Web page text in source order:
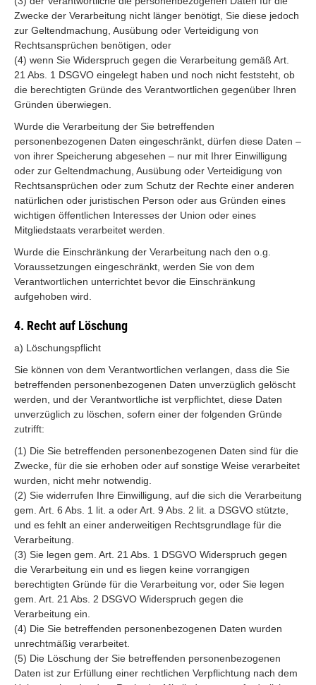
Zwecke der Verarbeitung nicht länger benötigt, Sie diese jedoch
zur Geltendmachung, Ausübung oder Verteidigung von
Rechtsansprüchen benötigen, oder
(4) wenn Sie Widerspruch gegen die Verarbeitung gemäß Art.
21 Abs. 1 DSGVO eingelegt haben und noch nicht feststeht, ob
die berechtigten Gründe des Verantwortlichen gegenüber Ihren
Gründen überwiegen.
Wurde die Verarbeitung der Sie betreffenden
personenbezogenen Daten eingeschränkt, dürfen diese Daten –
von ihrer Speicherung abgesehen – nur mit Ihrer Einwilligung
oder zur Geltendmachung, Ausübung oder Verteidigung von
Rechtsansprüchen oder zum Schutz der Rechte einer anderen
natürlichen oder juristischen Person oder aus Gründen eines
wichtigen öffentlichen Interesses der Union oder eines
Mitgliedstaats verarbeitet werden.
Wurde die Einschränkung der Verarbeitung nach den o.g.
Voraussetzungen eingeschränkt, werden Sie von dem
Verantwortlichen unterrichtet bevor die Einschränkung
aufgehoben wird.
4. Recht auf Löschung
a) Löschungspflicht
Sie können von dem Verantwortlichen verlangen, dass die Sie
betreffenden personenbezogenen Daten unverzüglich gelöscht
werden, und der Verantwortliche ist verpflichtet, diese Daten
unverzüglich zu löschen, sofern einer der folgenden Gründe
zutrifft:
(1) Die Sie betreffenden personenbezogenen Daten sind für die
Zwecke, für die sie erhoben oder auf sonstige Weise verarbeitet
wurden, nicht mehr notwendig.
(2) Sie widerrufen Ihre Einwilligung, auf die sich die Verarbeitung
gem. Art. 6 Abs. 1 lit. a oder Art. 9 Abs. 2 lit. a DSGVO stützte,
und es fehlt an einer anderweitigen Rechtsgrundlage für die
Verarbeitung.
(3) Sie legen gem. Art. 21 Abs. 1 DSGVO Widerspruch gegen
die Verarbeitung ein und es liegen keine vorrangigen
berechtigten Gründe für die Verarbeitung vor, oder Sie legen
gem. Art. 21 Abs. 2 DSGVO Widerspruch gegen die
Verarbeitung ein.
(4) Die Sie betreffenden personenbezogenen Daten wurden
unrechtmäßig verarbeitet.
(5) Die Löschung der Sie betreffenden personenbezogenen
Daten ist zur Erfüllung einer rechtlichen Verpflichtung nach dem